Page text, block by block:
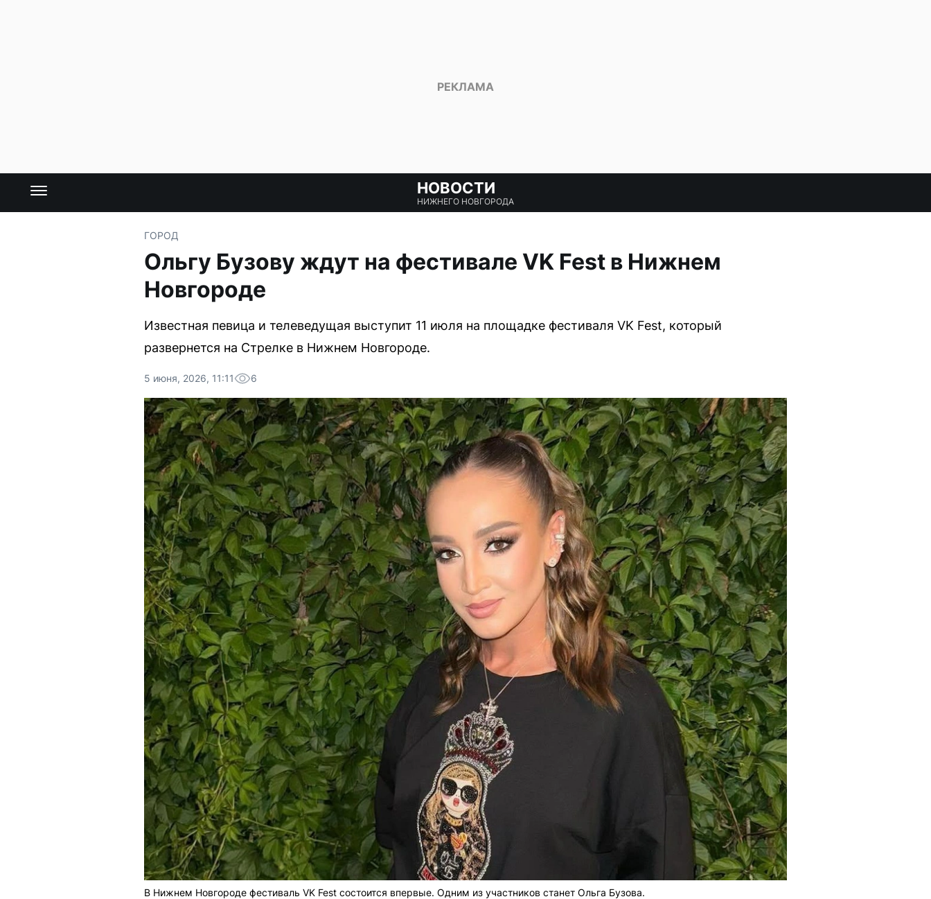
НОВОСТИ
НИЖНЕГО НОВГОРОДА
ГОРОД
Ольгу Бузову ждут на фестивале VK Fest в Нижнем
Новгороде
Известная певица и телеведущая выступит 11 июля на площадке фестиваля VK Fest, который
развернется на Стрелке в Нижнем Новгороде.
5 июня, 2026, 11:11 6
В Нижнем Новгороде фестиваль VK Fest состоится впервые. Одним из участников станет Ольга Бузова.